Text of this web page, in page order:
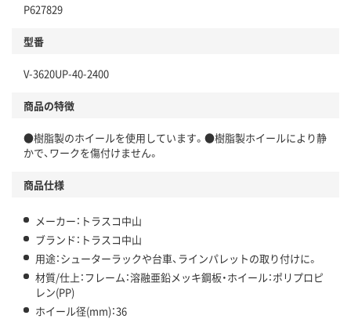
P627829
型番
V-3620UP-40-2400
商品の特徴
●樹脂製のホイールを使用しています。●樹脂製ホイールにより静
かで、ワークを傷付けません。
商品仕様
メーカー：トラスコ中山
ブランド：トラスコ中山
用途：シューターラックや台車、ラインパレットの取り付けに。
材質/仕上：フレーム：溶融亜鉛メッキ鋼板・ホイール：ポリプロピ
レン(PP)
ホイール径(mm)：36